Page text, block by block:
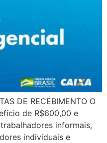
DE RECEBIMENTO O
de R$600,00 e
informais,
individuais e